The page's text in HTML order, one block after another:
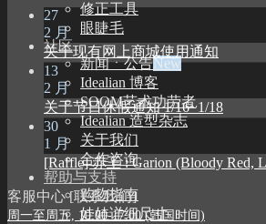
修正工具
眼睫毛
社区
新闻ㆍ公告
Idealian 博客
SOOM艺术功劳者
Idealian 造型杂志
关于我们
合作咨询
帮助与支持
购物指南
娃娃详细尺寸
27
2 月
关于现有网上商城使用通知
13
2 月
关于节日休假通知 1/16~1/18
30
1 月
[Raffle] 赤王 : Garion (Bloody Red,
客服中心 [联系我们]
周一至周五, 10:00-17:00 (韩国时间)